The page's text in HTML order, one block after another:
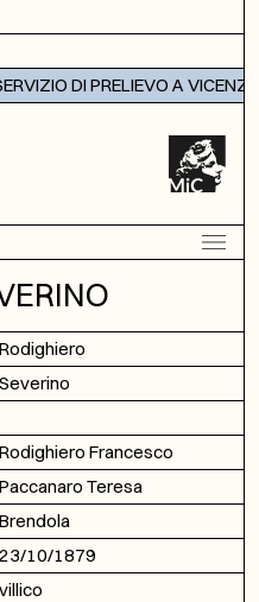
DI PRELIEVO A VICENZA
Rodighiero
Severino
Rodighiero Francesco
Paccanaro Teresa
Brendola
23/10/1879
villico